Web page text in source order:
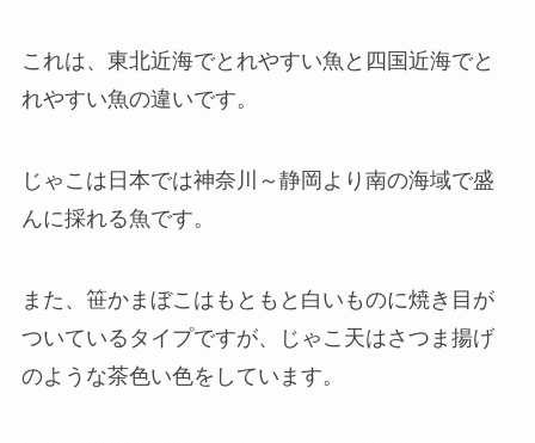
これは、東北近海でとれやすい魚と四国近海でと
れやすい魚の違いです。
じゃこは日本では神奈川～静岡より南の海域で盛
んに採れる魚です。
また、笹かまぼこはもともと白いものに焼き目が
ついているタイプですが、じゃこ天はさつま揚げ
のような茶色い色をしています。